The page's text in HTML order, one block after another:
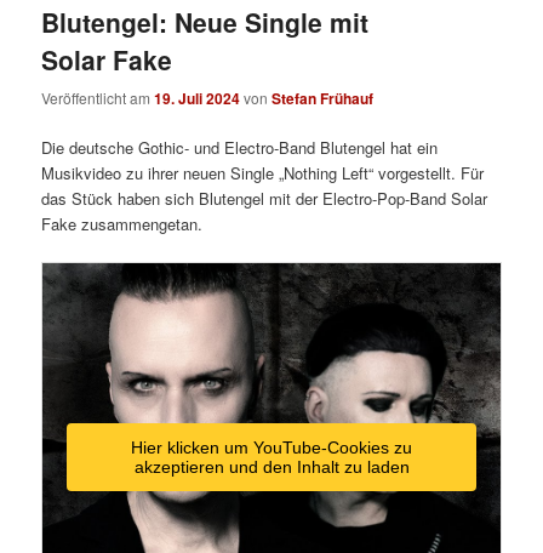
Blutengel: Neue Single mit
Solar Fake
Veröffentlicht am19. Juli 2024vonStefan Frühauf
Die deutsche Gothic- und Electro-Band Blutengel hat ein
Musikvideo zu ihrer neuen Single „Nothing Left“ vorgestellt. Für
das Stück haben sich Blutengel mit der Electro-Pop-Band Solar
Fake zusammengetan.
Hier klicken um YouTube-Cookies zu
akzeptieren und den Inhalt zu laden